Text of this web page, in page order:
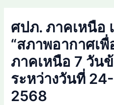
ศปภ. ภาคเหนือ
“สภาพอากาศเ
ภาคเหนือ 7 วัน
ระหว่างวันที่
2568